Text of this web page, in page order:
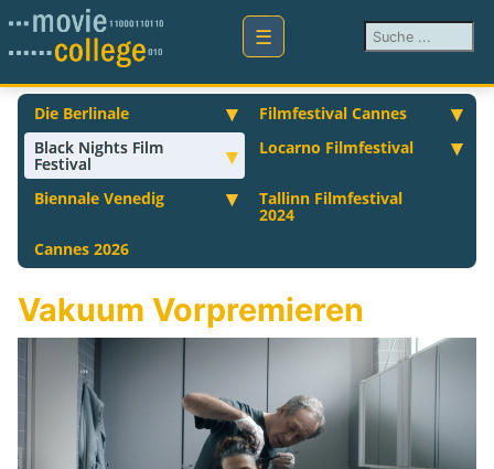
Suchen ...
Die Berlinale
Filmfestival Cannes
Black Nights Film
Festival
Locarno Filmfestival
Biennale Venedig Tallinn Filmfestival
2024
Cannes 2026
Vakuum Vorpremieren